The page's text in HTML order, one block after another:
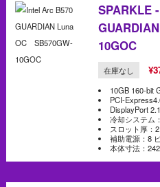
SPARKLE
10GOC
在庫なし
10GB 160-bit
PCI-
DisplayPort
冷却システム
スロット厚：
補助電源：8
本体寸法：